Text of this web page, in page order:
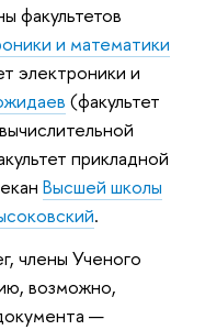
факультетов
и математики
электроники и
(факультет
прикладной
Высшей школы
.
члены Ученого
возможно,
—